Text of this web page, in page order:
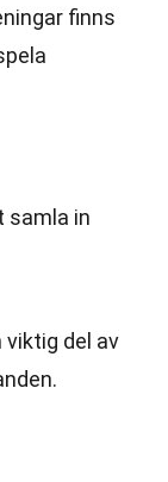
finns
samla in
viktig del av